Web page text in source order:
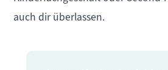
auch dir überlassen.